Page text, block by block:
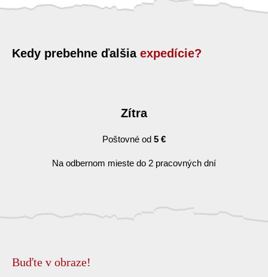
Kedy prebehne ďalšia expedície?
Zítra
Poštovné od 5 €
Na odbernom mieste do 2 pracovných dní
Buďte v obraze!